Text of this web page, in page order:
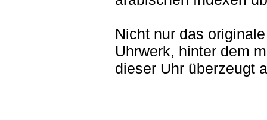
Nicht nur das
Uhrwerk, hinter dem
dieser Uhr überzeugt